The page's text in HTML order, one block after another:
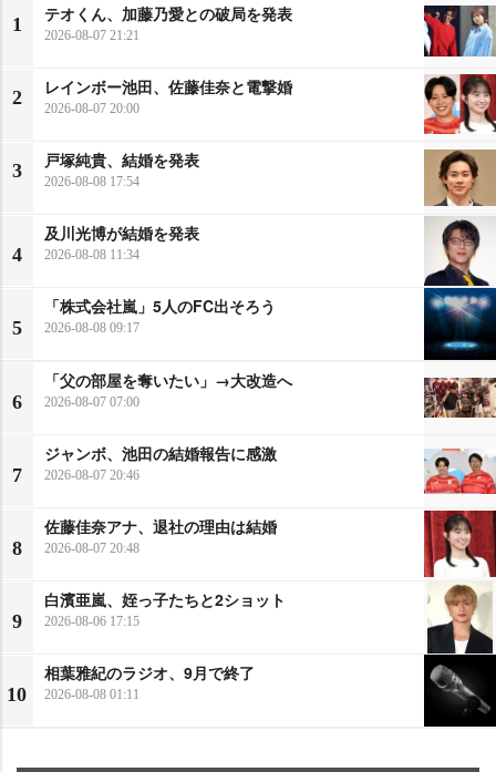
1
テオくん、加藤乃愛との破局を発表
2026-08-07 21:21
2
レインボー池田、佐藤佳奈と電撃婚
2026-08-07 20:00
3
戸塚純貴、結婚を発表
2026-08-08 17:54
4
及川光博が結婚を発表
2026-08-08 11:34
5
「株式会社嵐」5人のFC出そろう
2026-08-08 09:17
6
「父の部屋を奪いたい」→大改造へ
2026-08-07 07:00
7
ジャンボ、池田の結婚報告に感激
2026-08-07 20:46
8
佐藤佳奈アナ、退社の理由は結婚
2026-08-07 20:48
9
白濱亜嵐、姪っ子たちと2ショット
2026-08-06 17:15
10
相葉雅紀のラジオ、9月で終了
2026-08-08 01:11